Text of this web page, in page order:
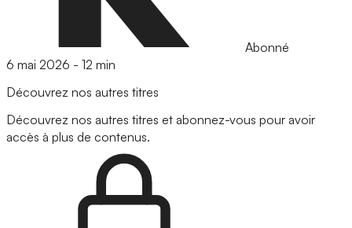
Abonné
6 mai 2026 - 12 min
Découvrez nos autres titres
Découvrez nos autres titres et abonnez-vous pour avoir
accès à plus de contenus.